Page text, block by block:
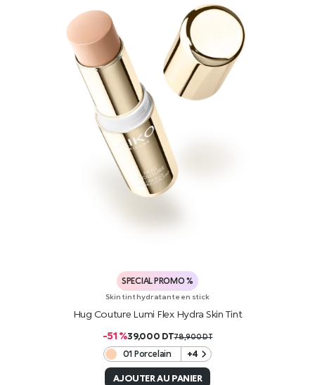
SPECIAL PROMO %
Skin tint hydratante en stick
Hug Couture Lumi Flex Hydra Skin Tint
-51 %39,000 DT78,900DT
01 Porcelain +4
AJOUTER AU PANIER